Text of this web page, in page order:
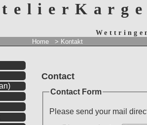
Home > Kontakt
Contact
Contact Form
Please send your mail